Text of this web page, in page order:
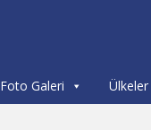
Foto Galeri Ülkeler